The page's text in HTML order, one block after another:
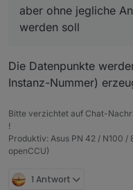
aber ohne jegliche
werden soll
Die Datenpunkte
Instanz-Nummer)
Bitte verzichtet auf Chat-
!
Produktiv: Asus PN 42 / N100 /
openCCU)
1 Antwort